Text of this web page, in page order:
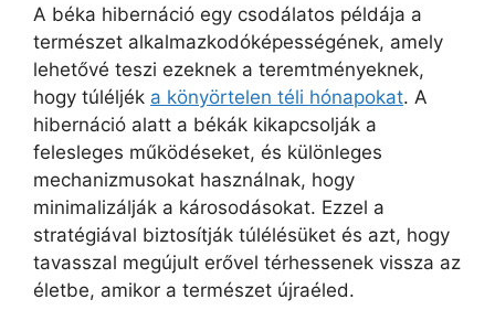
A béka hibernáció egy csodálatos példája a
természet alkalmazkodóképességének, amely
lehetővé teszi ezeknek a teremtményeknek,
hogy túléljék a könyörtelen téli hónapokat. A
hibernáció alatt a békák kikapcsolják a
felesleges működéseket, és különleges
mechanizmusokat használnak, hogy
minimalizálják a károsodásokat. Ezzel a
stratégiával biztosítják túlélésüket és azt, hogy
tavasszal megújult erővel térhessenek vissza az
életbe, amikor a természet újraéled.